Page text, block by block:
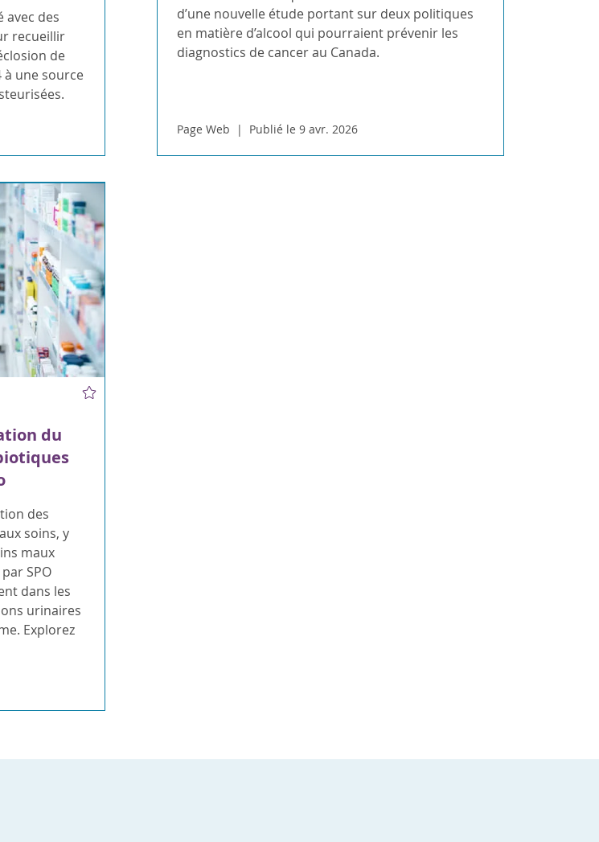
avec des
recueillir
de
à une source
d’une nouvelle étude portant sur deux politiques
en matière d’alcool qui pourraient prévenir les
diagnostics de cancer au Canada.
Page Web Publié le 9 avr. 2026
du
des
soins, y
maux
SPO
dans les
urinaires
Explorez